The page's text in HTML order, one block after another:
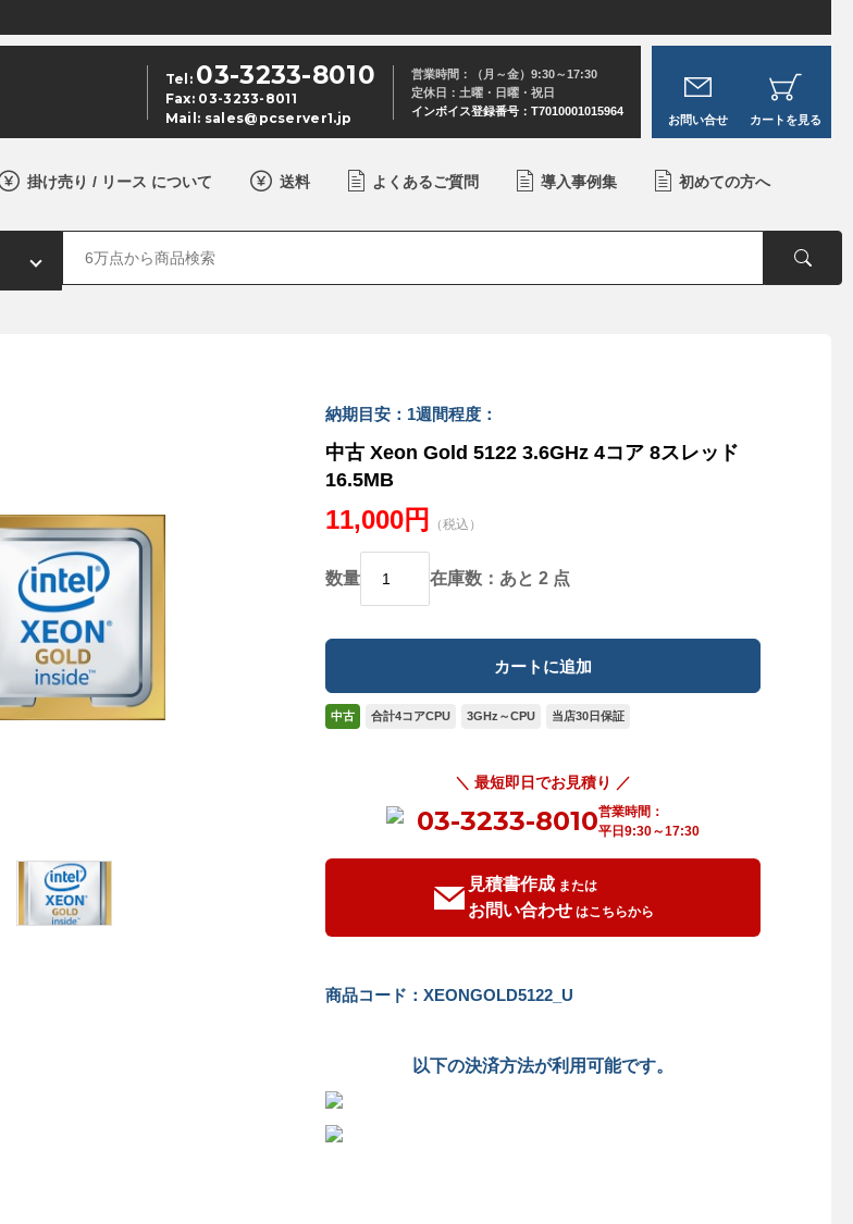
Tel: 03-3233-8010
Fax: 03-3233-8011
Mail: sales@pcserver1.jp
営業時間：（月～金）9:30～17:30
定休日：土曜・日曜・祝日
インボイス登録番号：T7010001015964
お問い合せ カートを見る
掛け売り / リース について 送料 よくあるご質問 導入事例集 初めての方へ
納期目安：1週間程度：
中古 Xeon Gold 5122 3.6GHz 4コア 8スレッド
16.5MB
11,000円 （税込）
数量 在庫数：あと 2 点
中古 合計4コアCPU 3GHz～CPU 当店30日保証
＼ 最短即日でお見積り ／
03-3233-8010営業時間：
平日9:30～17:30
見積書作成 または
お問い合わせ はこちらから
商品コード：XEONGOLD5122_U
以下の決済方法が利用可能です。